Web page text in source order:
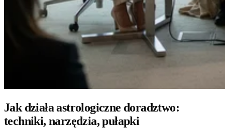
Jak działa astrologiczne doradztwo:
techniki, narzędzia, pułapki